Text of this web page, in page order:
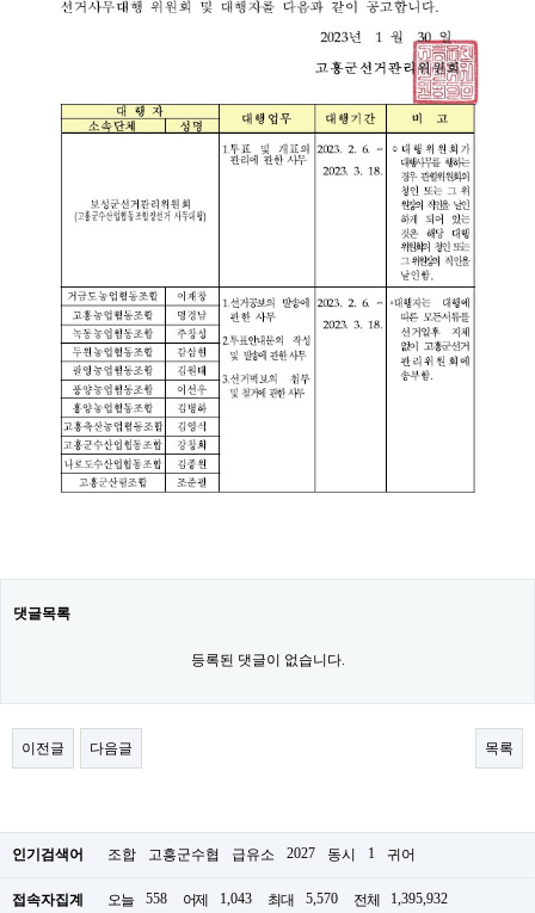
댓글목록
등록된 댓글이 없습니다.
이전글 다음글 목록
인기검색어 조합 고흥군수협 급유소 2027 동시 1 귀어
접속자집계 오늘 558 어제 1,043 최대 5,570 전체 1,395,932